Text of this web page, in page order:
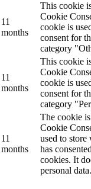
11
months
This cookie
Cookie
cookie is
consent for
category
11
months
This cookie
Cookie
cookie is
consent for
category
11
months
The cookie
Cookie
used to store
has
cookies. It
personal data.